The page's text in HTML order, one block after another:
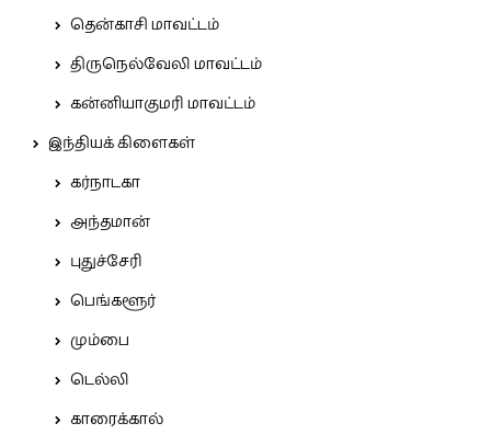
தென்காசி மாவட்டம்
திருநெல்வேலி மாவட்டம்
கன்னியாகுமரி மாவட்டம்
இந்தியக் கிளைகள்
கர்நாடகா
அந்தமான்
புதுச்சேரி
பெங்களூர்
மும்பை
டெல்லி
காரைக்கால்